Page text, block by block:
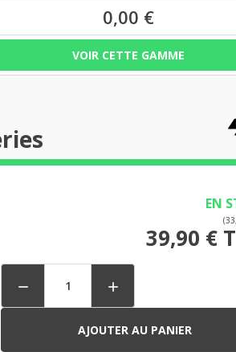
0,00 €
VOIR CETTE GAMME
EN
39,90 €
 
AJOUTER AU PANIER